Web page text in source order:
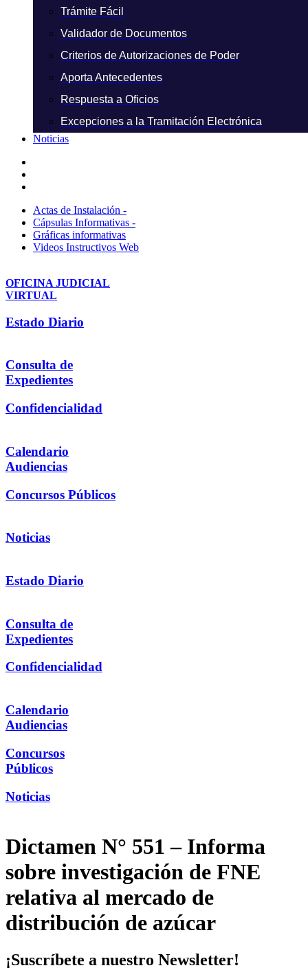
Trámite Fácil
Validador de Documentos
Criterios de Autorizaciones de Poder
Aporta Antecedentes
Respuesta a Oficios
Excepciones a la Tramitación Electrónica
Noticias
Actas de Instalación -
Cápsulas Informativas -
Gráficas informativas
Videos Instructivos Web
OFICINA JUDICIAL
VIRTUAL
Estado Diario
Consulta de
Expedientes
Confidencialidad
Calendario
Audiencias
Concursos Públicos
Noticias
Estado Diario
Consulta de
Expedientes
Confidencialidad
Calendario
Audiencias
Concursos
Públicos
Noticias
Dictamen N° 551 – Informa
sobre investigación de FNE
relativa al mercado de
distribución de azúcar
¡Suscríbete a nuestro Newsletter!